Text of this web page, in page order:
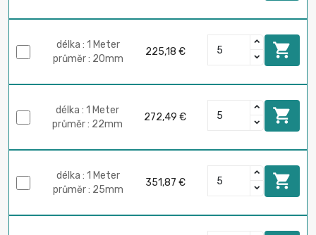
délka : 1 Meter
průměr : 20mm
225,18 € 
délka : 1 Meter
průměr : 22mm
272,49 € 
délka : 1 Meter
průměr : 25mm
351,87 € 